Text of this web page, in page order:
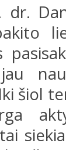
dr.
jau
šiol